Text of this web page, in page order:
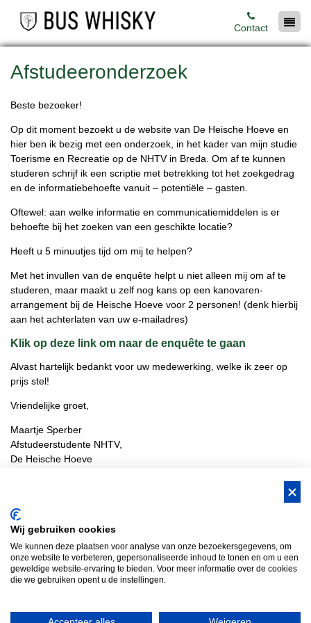
Contact
Afstudeeronderzoek
Beste bezoeker!
Op dit moment bezoekt u de website van De Heische Hoeve en
hier ben ik bezig met een onderzoek, in het kader van mijn studie
Toerisme en Recreatie op de NHTV in Breda. Om af te kunnen
studeren schrijf ik een scriptie met betrekking tot het zoekgedrag
en de informatiebehoefte vanuit – potentiële – gasten.
Oftewel: aan welke informatie en communicatiemiddelen is er
behoefte bij het zoeken van een geschikte locatie?
Heeft u 5 minuutjes tijd om mij te helpen?
Met het invullen van de enquête helpt u niet alleen mij om af te
studeren, maar maakt u zelf nog kans op een kanovaren-
arrangement bij de Heische Hoeve voor 2 personen! (denk hierbij
aan het achterlaten van uw e-mailadres)
Klik op deze link om naar de enquête te gaan
Alvast hartelijk bedankt voor uw medewerking, welke ik zeer op
prijs stel!
Vriendelijke groet,
Maartje Sperber
Afstudeerstudente NHTV,
De Heische Hoeve
BUS Whisky, Natuurlijk Gastvrijer in
Teambuilding Brabant Groepsuitje Brabant Teamuitje Brabant
Bedrijfsuitje Brabant Heisessie Brabant
Wij gebruiken cookies
We kunnen deze plaatsen voor analyse van onze bezoekersgegevens, om
onze website te verbeteren, gepersonaliseerde inhoud te tonen en om u een
geweldige website-ervaring te bieden. Voor meer informatie over de cookies
die we gebruiken opent u de instellingen.